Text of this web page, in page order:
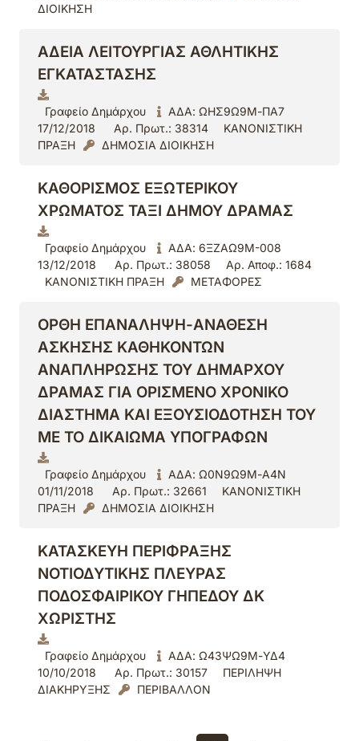
ΔΙΟΙΚΗΣΗ
ΑΔΕΙΑ ΛΕΙΤΟΥΡΓΙΑΣ ΑΘΛΗΤΙΚΗΣ
ΕΓΚΑΤΑΣΤΑΣΗΣ
Γραφείο Δημάρχου
ΑΔΑ: ΩΗΣ9Ω9Μ-ΠΑ7
17/12/2018
Αρ. Πρωτ.: 38314
ΚΑΝΟΝΙΣΤΙΚΗ
ΠΡΑΞΗ
ΔΗΜΟΣΙΑ ΔΙΟΙΚΗΣΗ
ΚΑΘΟΡΙΣΜΟΣ ΕΞΩΤΕΡΙΚΟΥ
ΧΡΩΜΑΤΟΣ ΤΑΞΙ ΔΗΜΟΥ ΔΡΑΜΑΣ
Γραφείο Δημάρχου
ΑΔΑ: 6ΞΖΑΩ9Μ-008
13/12/2018
Αρ. Πρωτ.: 38058
Αρ. Αποφ.: 1684
ΚΑΝΟΝΙΣΤΙΚΗ ΠΡΑΞΗ
ΜΕΤΑΦΟΡΕΣ
ΟΡΘΗ ΕΠΑΝΑΛΗΨΗ-ΑΝΑΘΕΣΗ
ΑΣΚΗΣΗΣ ΚΑΘΗΚΟΝΤΩΝ
ΑΝΑΠΛΗΡΩΣΗΣ ΤΟΥ ΔΗΜΑΡΧΟΥ
ΔΡΑΜΑΣ ΓΙΑ ΟΡΙΣΜΕΝΟ ΧΡΟΝΙΚΟ
ΔΙΑΣΤΗΜΑ ΚΑΙ ΕΞΟΥΣΙΟΔΟΤΗΣΗ ΤΟΥ
ΜΕ ΤΟ ΔΙΚΑΙΩΜΑ ΥΠΟΓΡΑΦΩΝ
Γραφείο Δημάρχου
ΑΔΑ: Ω0Ν9Ω9Μ-Α4Ν
01/11/2018
Αρ. Πρωτ.: 32661
ΚΑΝΟΝΙΣΤΙΚΗ
ΠΡΑΞΗ
ΔΗΜΟΣΙΑ ΔΙΟΙΚΗΣΗ
ΚΑΤΑΣΚΕΥΗ ΠΕΡΙΦΡΑΞΗΣ
ΝΟΤΙΟΔΥΤΙΚΗΣ ΠΛΕΥΡΑΣ
ΠΟΔΟΣΦΑΙΡΙΚΟΥ ΓΗΠΕΔΟΥ ΔΚ
ΧΩΡΙΣΤΗΣ
Γραφείο Δημάρχου
ΑΔΑ: Ω43ΨΩ9Μ-ΥΔ4
10/10/2018
Αρ. Πρωτ.: 30157
ΠΕΡΙΛΗΨΗ
ΔΙΑΚΗΡΥΞΗΣ
ΠΕΡΙΒΑΛΛΟΝ